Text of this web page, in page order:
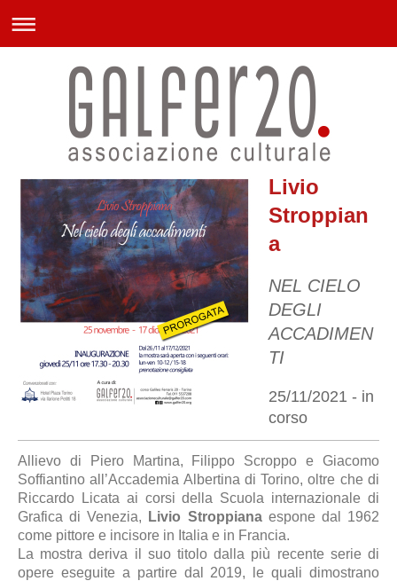
Livio
Stroppian
a
NEL CIELO
DEGLI
ACCADIMEN
TI
25/11/2021 - in
corso
Allievo di Piero Martina, Filippo Scroppo e Giacomo
Soffiantino all’Accademia Albertina di Torino, oltre che di
Riccardo Licata ai corsi della Scuola internazionale di
Grafica di Venezia,
Livio Stroppianaespone dal 1962
come pittore e incisore in Italia e in Francia.
La mostra deriva il suo titolo dalla più recente serie di
opere eseguite a partire dal 2019, le quali dimostrano